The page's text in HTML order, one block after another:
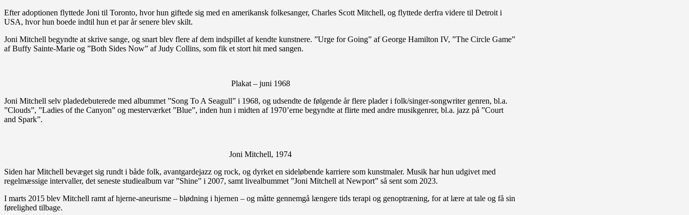
Efter adoptionen flyttede Joni til Toronto, hvor hun giftede sig med en amerikansk folkesanger, Charles Scott Mitchell, og flyttede derfra videre til Detroit i
USA, hvor hun boede indtil hun et par år senere blev skilt.
Joni Mitchell begyndte at skrive sange, og snart blev flere af dem indspillet af kendte kunstnere. ”Urge for Going” af George Hamilton IV, ”The Circle Game”
af Buffy Sainte-Marie og ”Both Sides Now” af Judy Collins, som fik et stort hit med sangen.
Plakat – juni 1968
Joni Mitchell selv pladedebuterede med albummet ”Song To A Seagull” i 1968, og udsendte de følgende år flere plader i folk/singer-songwriter genren, bl.a.
”Clouds”, ”Ladies of the Canyon” og mesterværket ”Blue”, inden hun i midten af 1970’erne begyndte at flirte med andre musikgenrer, bl.a. jazz på ”Court
and Spark”.
Joni Mitchell, 1974
Siden har Mitchell bevæget sig rundt i både folk, avantgardejazz og rock, og dyrket en sideløbende karriere som kunstmaler. Musik har hun udgivet med
regelmæssige intervaller, det seneste studiealbum var ”Shine” i 2007, samt livealbummet ”Joni Mitchell at Newport” så sent som 2023.
I marts 2015 blev Mitchell ramt af hjerne-aneurisme – blødning i hjernen – og måtte gennemgå længere tids terapi og genoptræning, for at lære at tale og få sin
førelighed tilbage.